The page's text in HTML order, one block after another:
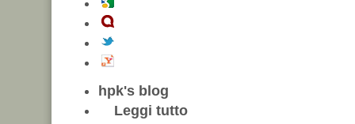
hpk's blog
Leggi tutto